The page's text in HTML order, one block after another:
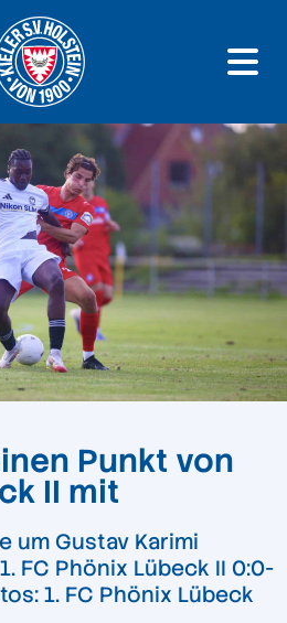
Punkt von
II mit
um Gustav Karimi
FC Phönix Lübeck II 0:0-
1. FC Phönix Lübeck